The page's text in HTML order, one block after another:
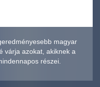
magyar
várja azokat, akiknek a
részei.